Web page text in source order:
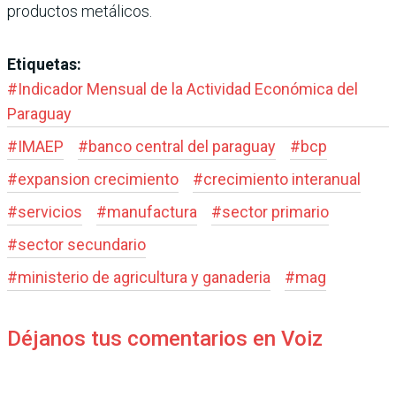
productos metálicos.
Etiquetas:
#Indicador Mensual de la Actividad Económica del
Paraguay
#IMAEP #banco central del paraguay #bcp
#expansion crecimiento #crecimiento interanual
#servicios #manufactura #sector primario
#sector secundario
#ministerio de agricultura y ganaderia #mag
Déjanos tus comentarios en Voiz